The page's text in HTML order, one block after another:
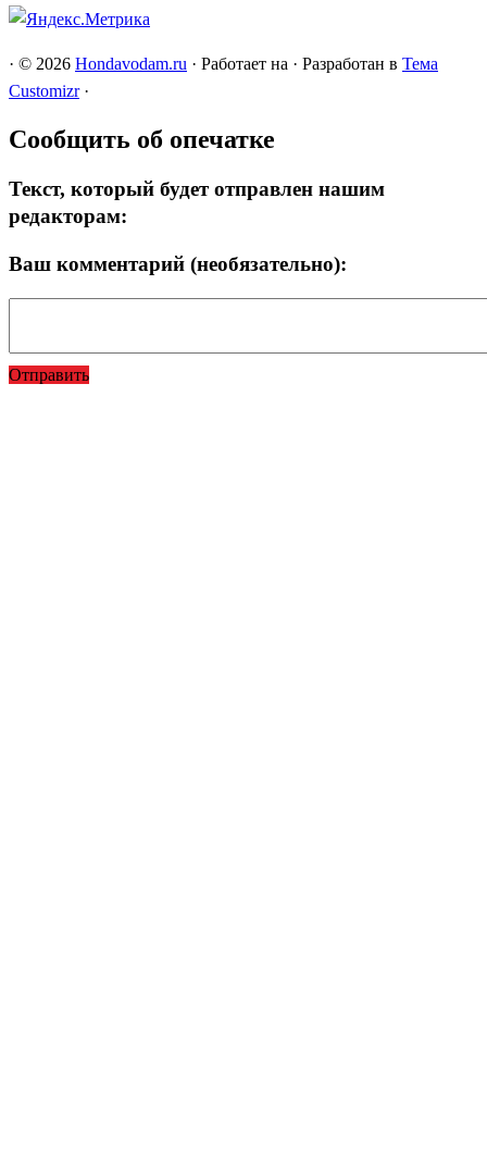
· © 2026 Hondavodam.ru · Работает на · Разработан в Тема
Customizr ·
Сообщить об опечатке
Текст, который будет отправлен нашим
редакторам:
Ваш комментарий (необязательно):
Отправить